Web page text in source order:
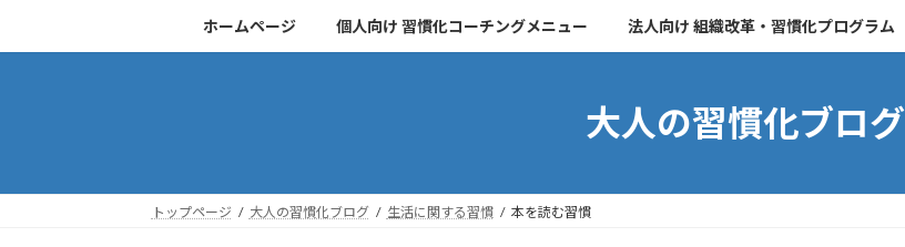
キ
に
ホームページ 個人向け 習慣化コーチングメニュー 法人向け 組織改革・習慣化プログラム
大人の習慣化ブログ
トップページ 大人の習慣化ブログ 生活に関する習慣 本を読む習慣